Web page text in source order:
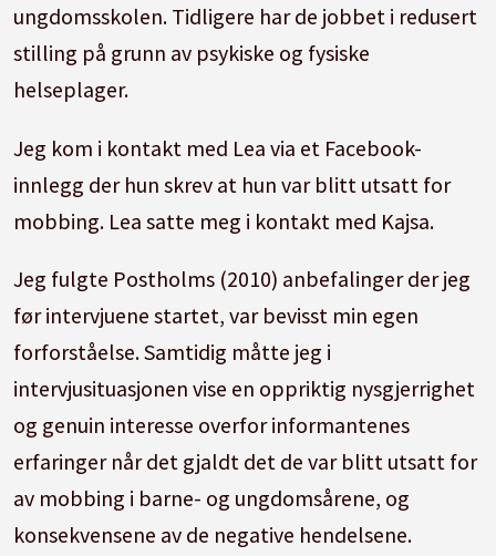
ungdomsskolen. Tidligere har de jobbet i redusert
stilling på grunn av psykiske og fysiske
helseplager.
Jeg kom i kontakt med Lea via et Facebook-
innlegg der hun skrev at hun var blitt utsatt for
mobbing. Lea satte meg i kontakt med Kajsa.
Jeg fulgte Postholms (2010) anbefalinger der jeg
før intervjuene startet, var bevisst min egen
forforståelse. Samtidig måtte jeg i
intervjusituasjonen vise en oppriktig nysgjerrighet
og genuin interesse overfor informantenes
erfaringer når det gjaldt det de var blitt utsatt for
av mobbing i barne- og ungdomsårene, og
konsekvensene av de negative hendelsene.